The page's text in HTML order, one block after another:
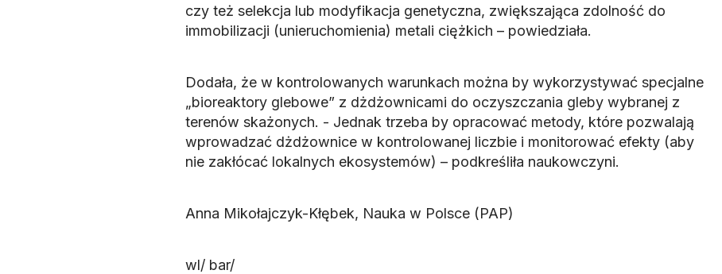
czy też selekcja lub modyfikacja genetyczna, zwiększająca zdolność do
immobilizacji (unieruchomienia) metali ciężkich – powiedziała.
Dodała, że w kontrolowanych warunkach można by wykorzystywać specjalne
„bioreaktory glebowe” z dżdżownicami do oczyszczania gleby wybranej z
terenów skażonych. - Jednak trzeba by opracować metody, które pozwalają
wprowadzać dżdżownice w kontrolowanej liczbie i monitorować efekty (aby
nie zakłócać lokalnych ekosystemów) – podkreśliła naukowczyni.
Anna Mikołajczyk-Kłębek, Nauka w Polsce (PAP)
wl/ bar/